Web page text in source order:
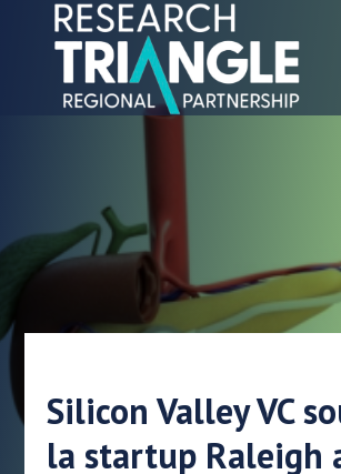
Aller au contenu
Silicon Valley VC
la startup Raleigh